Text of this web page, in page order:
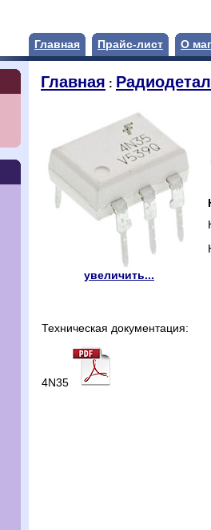
Главная Прайс-лист О
Главная :
увеличить...
Техническая документация:
4N35